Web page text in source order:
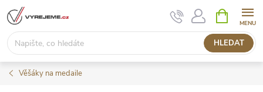
Přejít
na
obsah
HLEDAT
NÁKUPNÍ
KOŠÍK
Věšáky na medaile